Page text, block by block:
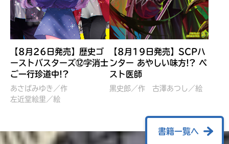
ぼくたちのマインクラフト
冒険記 エンチャント剣
VS暴走モブ
営委員会／協力
レッツゴー！まいぜんシス
ターズ とつぜん、王様に
佐久間さのすけ／絵
【8月26日発売】歴史ゴ
ーストバスターズ⑫字消士
ご一行珍道中!?
あさばみゆき／作
左近堂絵里／絵
【8月19日発売】SCPハ
ンター あやしい味方!? ペ
スト医師
黒史郎／作 古澤あつし／絵
書籍一覧へ